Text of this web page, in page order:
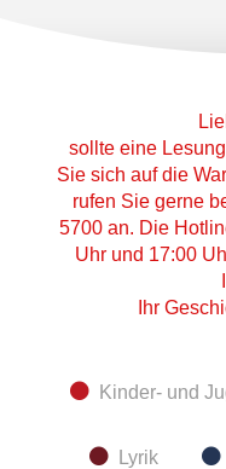
sollte eine
Sie sich auf die
rufen Sie gerne
5700 an. Die
Uhr und 17:00
Ihr
Kinder- und
Lyrik